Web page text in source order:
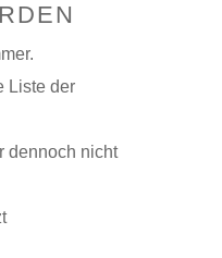
Liste der
dennoch nicht